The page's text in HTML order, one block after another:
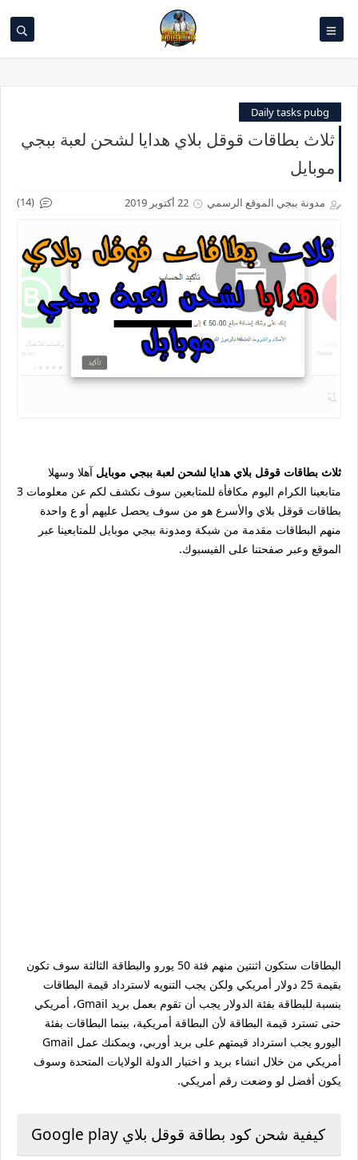
Daily tasks pubg
ثلاث بطاقات قوقل بلاي هدايا لشحن لعبة ببجي
موبايل
مدونة ببجي الموقع الرسمي 22 أكتوبر 2019 (14)
ثلاث بطاقات قوقل بلاي هدايا لشحن لعبة ببجي موبايلآهلا وسهلا
متابعينا الكرام اليوم مكافأة للمتابعين سوف نكشف لكم عن معلومات 3
بطاقات قوقل بلاي والأسرع هو من سوف يحصل عليهم أو ع واحدة
منهم البطاقات مقدمة من شبكة ومدونة ببجي موبايل للمتابعينا عبر
الموقع وعبر صفحتنا على الفيسبوك.
البطاقات ستكون اثنتين منهم فئة 50 يورو والبطاقة الثالثة سوف تكون
بقيمة 25 دولار أمريكي ولكن يجب التنويه لاسترداد قيمة البطاقات
بنسبة للبطاقة بفئة الدولار يجب أن تقوم بعمل بريد Gmail، أمريكي
حتى تسترد قيمة البطاقة لأن البطاقة أمريكية، بينما البطاقات بفئة
اليورو يجب استرداد قيمتهم على بريد أوربي، ويمكنك عمل Gmail
أمريكي من خلال انشاء بريد و اختيار الدولة الولايات المتحدة وسوف
يكون أفضل لو وضعت رقم أمريكي.
كيفية شحن كود بطاقة قوقل بلاي Google play